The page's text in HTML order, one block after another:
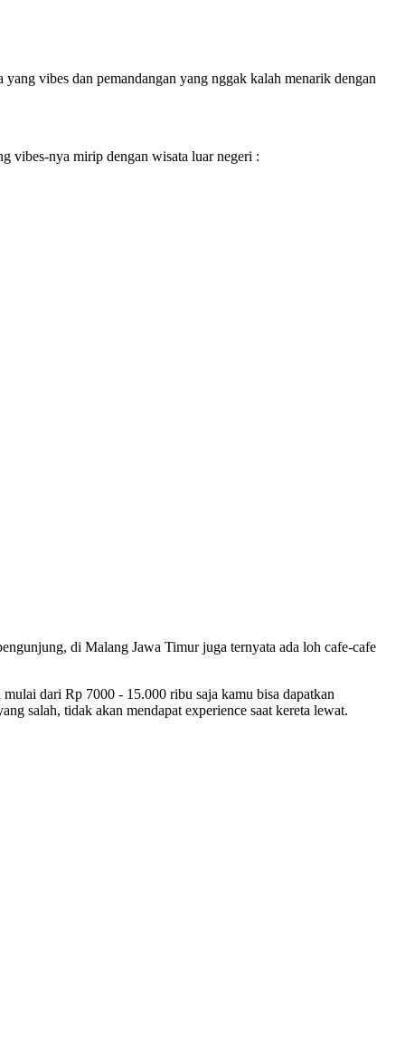
vibes dan pemandangan yang nggak kalah menarik dengan
vibes-nya mirip dengan wisata luar negeri :
di Malang Jawa Timur juga ternyata ada loh cafe-cafe
dari Rp 7000 - 15.000 ribu saja kamu bisa dapatkan
salah, tidak akan mendapat experience saat kereta lewat.